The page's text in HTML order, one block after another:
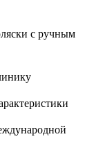
с ручным